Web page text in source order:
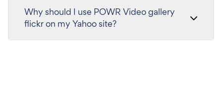
Why should I use POWR Video gallery
flickr on my Yahoo site?